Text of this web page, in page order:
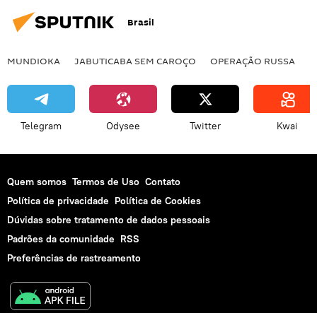
Brasil
MUNDIOKA JABUTICABA SEM CAROÇO OPERAÇÃO RUSSA
Telegram Odysee Twitter Kwai
Quem somos Termos de Uso Contato
Política de privacidade Política de Cookies
Dúvidas sobre tratamento de dados pessoais
Padrões da comunidade RSS
Preferências de rastreamento